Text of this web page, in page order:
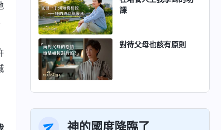
課
對待父母也該有原則
神的國度降臨了